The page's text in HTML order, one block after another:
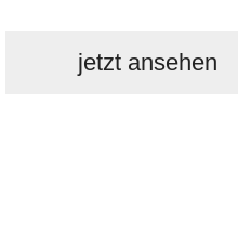
jetzt ansehen